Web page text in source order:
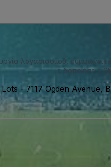
λογαριασμού, συμφωνείτε
ειδοποιήσεις
-7117 Ogden